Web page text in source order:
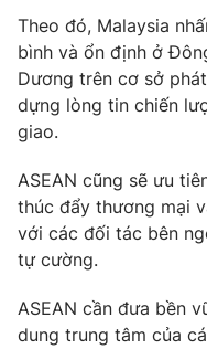
Photo
Video
VTV Money
VTV Sức khoẻ
Thị trường 24h
Theo đó, Malaysia
bình và ổn định ở
Dương trên cơ sở
dựng lòng tin chiến
giao.
ASEAN cũng sẽ ưu
thúc đẩy thương mại
với các đối tác bên
tự cường.
ASEAN cần đưa bền
dung trung tâm của